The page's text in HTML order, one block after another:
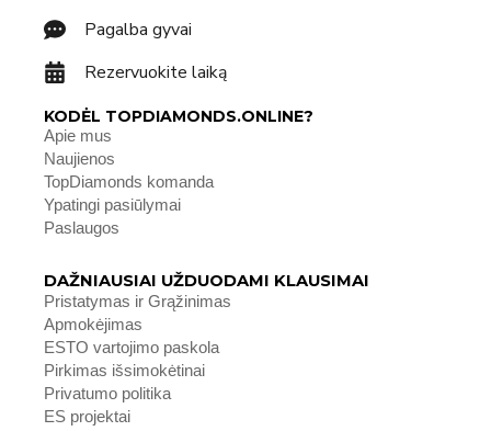
Pagalba gyvai
Rezervuokite laiką
KODĖL TOPDIAMONDS.ONLINE?
Apie mus
Naujienos
TopDiamonds komanda
Ypatingi pasiūlymai
Paslaugos
DAŽNIAUSIAI UŽDUODAMI KLAUSIMAI
Pristatymas ir Grąžinimas
Apmokėjimas
ESTO vartojimo paskola
Pirkimas išsimokėtinai
Privatumo politika
ES projektai